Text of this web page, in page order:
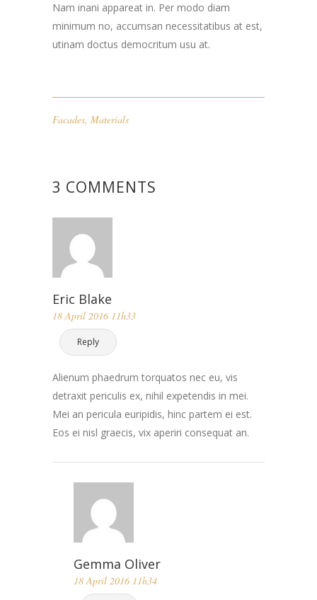
Nam inani appareat in. Per modo diam
minimum no, accumsan necessitatibus at est,
utinam doctus democritum usu at.
Facades, Materials
3 COMMENTS
Eric Blake
18 April 2016 11h33
Reply
Alienum phaedrum torquatos nec eu, vis
detraxit periculis ex, nihil expetendis in mei.
Mei an pericula euripidis, hinc partem ei est.
Eos ei nisl graecis, vix aperiri consequat an.
Gemma Oliver
18 April 2016 11h34